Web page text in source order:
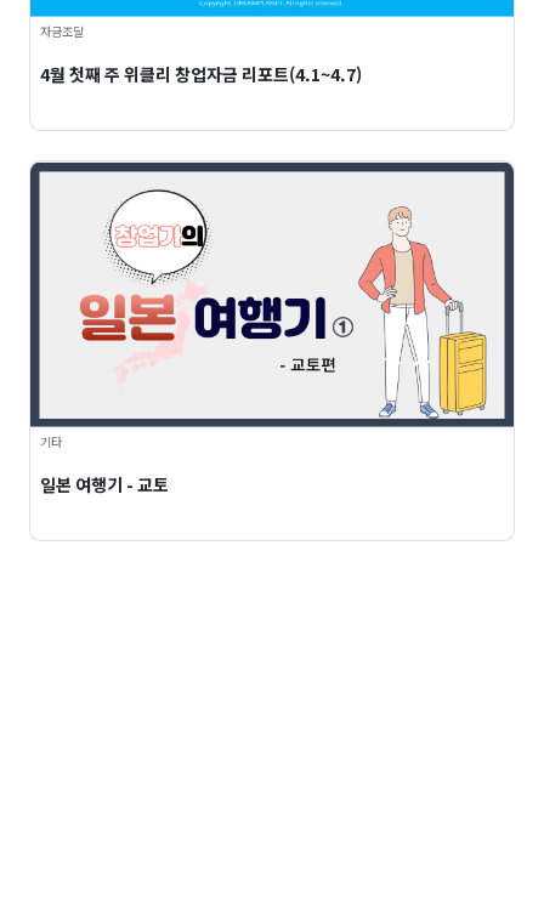
자금조달
4월 첫째 주 위클리 창업자금 리포트(4.1~4.7)
기타
일본 여행기 - 교토